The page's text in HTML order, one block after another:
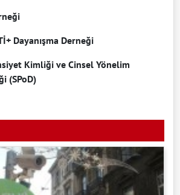
Dayanışma Derneği
Kimliği ve Cinsel Yönelim
(SPoD)